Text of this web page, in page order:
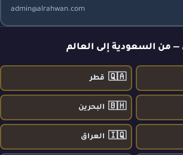
admin@alrahwan.com
من السعودية إلى العالم
🇶🇦 قطر
🇧🇭 البحرين
🇮🇶 العراق